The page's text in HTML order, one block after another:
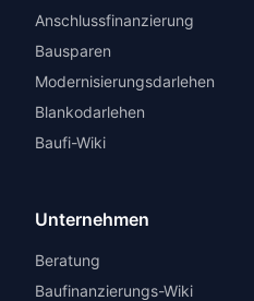
Anschlussfinanzierung
Bausparen
Modernisierungsdarlehen
Blankodarlehen
Baufi-Wiki
Unternehmen
Beratung
Baufinanzierungs-Wiki